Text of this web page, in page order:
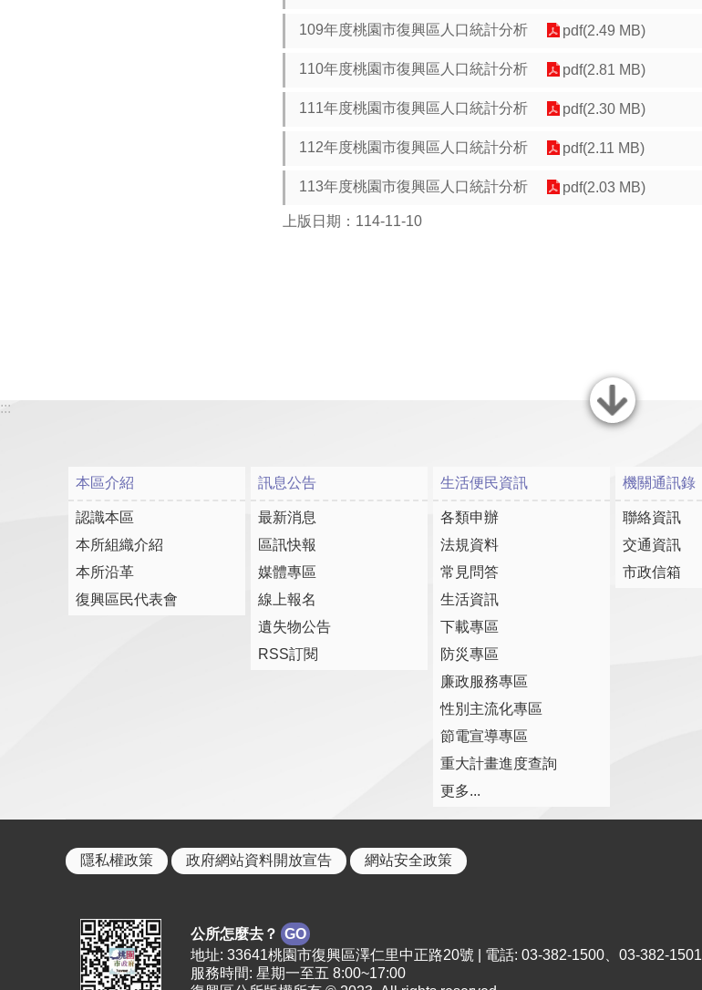
109年度桃園市復興區人口統計分析 pdf(2.49 MB)
110年度桃園市復興區人口統計分析 pdf(2.81 MB)
111年度桃園市復興區人口統計分析 pdf(2.30 MB)
112年度桃園市復興區人口統計分析 pdf(2.11 MB)
113年度桃園市復興區人口統計分析 pdf(2.03 MB)
上版日期：114-11-10
關閉
:::
本區介紹
認識本區
本所組織介紹
本所沿革
復興區民代表會
訊息公告
最新消息
區訊快報
媒體專區
線上報名
遺失物公告
RSS訂閱
生活便民資訊
各類申辦
法規資料
常見問答
生活資訊
下載專區
防災專區
廉政服務專區
性別主流化專區
節電宣導專區
重大計畫進度查詢
更多...
機關通訊錄
聯絡資訊
交通資訊
市政信箱
隱私權政策 政府網站資料開放宣告 網站安全政策
公所怎麼去？
GO
地址: 33641桃園市復興區澤仁里中正路20號 | 電話: 03-382-1500、03-382-1501
服務時間: 星期一至五 8:00~17:00